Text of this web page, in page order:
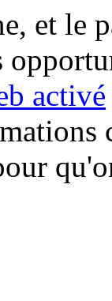
et le
activé